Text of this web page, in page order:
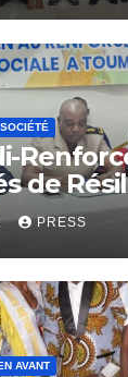
SOCIÉTÉ
de
PRESS
AVANT